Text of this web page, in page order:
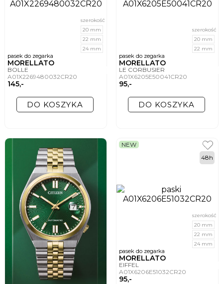
pasek do zegarka
MORELLATO
BOLLE
A01X2269480032CR20
145,-
szerokość
20 mm
22 mm
24 mm
DO KOSZYKA
pasek do zegarka
MORELLATO
LE CORBUSIER
A01X6205E50041CR20
95,-
szerokość
20 mm
22 mm
DO KOSZYKA
pasek do zegarka
MORELLATO
EIFFEL
A01X6206E51032CR20
95,-
NEW
szerokość
20 mm
22 mm
24 mm
48h